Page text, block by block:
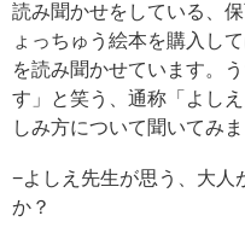
読み聞かせをしている、
ょっちゅう絵本を購入し
を読み聞かせています。
す」と笑う、通称「よし
しみ方について聞いてみま
−よしえ先生が思う、大人
か？